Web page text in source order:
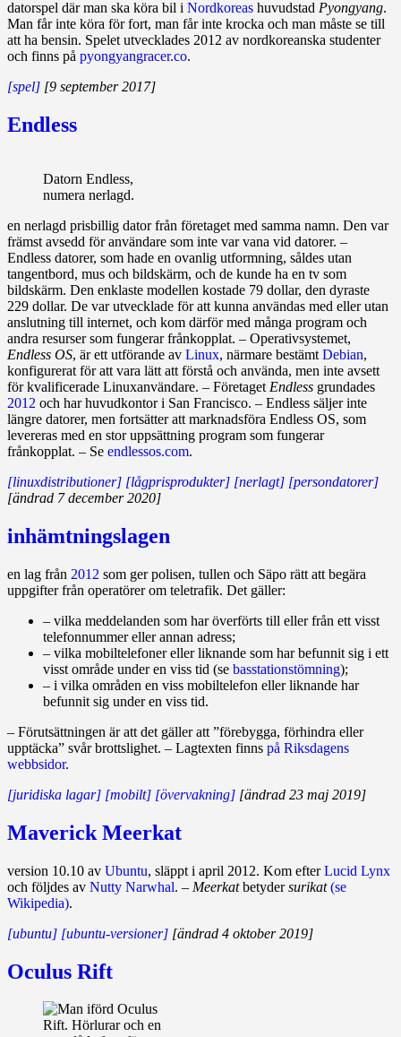
datorspel där man ska köra bil i Nordkoreas huvudstad Pyongyang.
Man får inte köra för fort, man får inte krocka och man måste se till
att ha bensin. Spelet utvecklades 2012 av nordkoreanska studenter
och finns på pyongyangracer.co.
[spel] [9 september 2017]
Endless
Datorn Endless,
numera nerlagd.
en nerlagd prisbillig dator från företaget med samma namn. Den var
främst avsedd för användare som inte var vana vid datorer. –
Endless datorer, som hade en ovanlig utformning, såldes utan
tangentbord, mus och bildskärm, och de kunde ha en tv som
bildskärm. Den enklaste modellen kostade 79 dollar, den dyraste
229 dollar. De var utvecklade för att kunna användas med eller utan
anslutning till internet, och kom därför med många program och
andra resurser som fungerar frånkopplat. – Operativsystemet,
Endless OS, är ett utförande av Linux, närmare bestämt Debian,
konfigurerat för att vara lätt att förstå och använda, men inte avsett
för kvalificerade Linuxanvänd­are. – Företaget Endless grundades
2012 och har huvudkontor i San Francisco. – Endless säljer inte
längre datorer, men fortsätter att marknadsföra Endless OS, som
levereras med en stor uppsättning program som fungerar
frånkopplat. – Se endlessos.com.
[linuxdistributioner] [lågprisprodukter] [nerlagt] [persondatorer]
[ändrad 7 december 2020]
inhämtningslagen
en lag från 2012 som ger polisen, tullen och Säpo rätt att begära
uppgifter från operatörer om teletrafik. Det gäller:
– vilka meddelanden som har överförts till eller från ett visst
telefonnummer eller annan adress;
– vilka mobiltelefoner eller liknande som har befunnit sig i ett
visst område under en viss tid (se basstationstömning);
– i vilka områden en viss mobiltelefon eller liknande har
befunnit sig under en viss tid.
– Förutsättningen är att det gäller att ”förebygga, förhindra eller
upptäcka” svår brottslighet. – Lagtexten finns på Riksdagens
webbsidor.
[juridiska lagar] [mobilt] [övervakning] [ändrad 23 maj 2019]
Maverick Meerkat
version 10.10 av Ubuntu, släppt i april 2012. Kom efterLucid Lynx
och följdes av Nutty Narwhal. – Meerkatbetydersurikat (se
Wikipedia).
[ubuntu] [ubuntu-versioner] [ändrad 4 oktober 2019]
Oculus Rift